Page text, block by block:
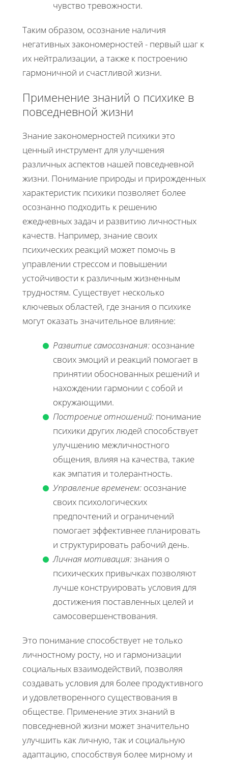
чувство тревожности.
Таким образом, осознание наличия
негативных закономерностей - первый шаг к
их нейтрализации, а также к построению
гармоничной и счастливой жизни.
Применение знаний о психике в
повседневной жизни
Знание закономерностей психики это
ценный инструмент для улучшения
различных аспектов нашей повседневной
жизни. Понимание природы и прирожденных
характеристик психики позволяет более
осознанно подходить к решению
ежедневных задач и развитию личностных
качеств. Например, знание своих
психических реакций может помочь в
управлении стрессом и повышении
устойчивости к различным жизненным
трудностям. Существует несколько
ключевых областей, где знания о психике
могут оказать значительное влияние:
Развитие самосознания: осознание
своих эмоций и реакций помогает в
принятии обоснованных решений и
нахождении гармонии с собой и
окружающими.
Построение отношений: понимание
психики других людей способствует
улучшению межличностного
общения, влияя на качества, такие
как эмпатия и толерантность.
Управление временем: осознание
своих психологических
предпочтений и ограничений
помогает эффективнее планировать
и структурировать рабочий день.
Личная мотивация:знания о
психических привычках позволяют
лучше конструировать условия для
достижения поставленных целей и
самосовершенствования.
Это понимание способствует не только
личностному росту, но и гармонизации
социальных взаимодействий, позволяя
создавать условия для более продуктивного
и удовлетворенного существования в
обществе. Применение этих знаний в
повседневной жизни может значительно
улучшить как личную, так и социальную
адаптацию, способствуя более мирному и